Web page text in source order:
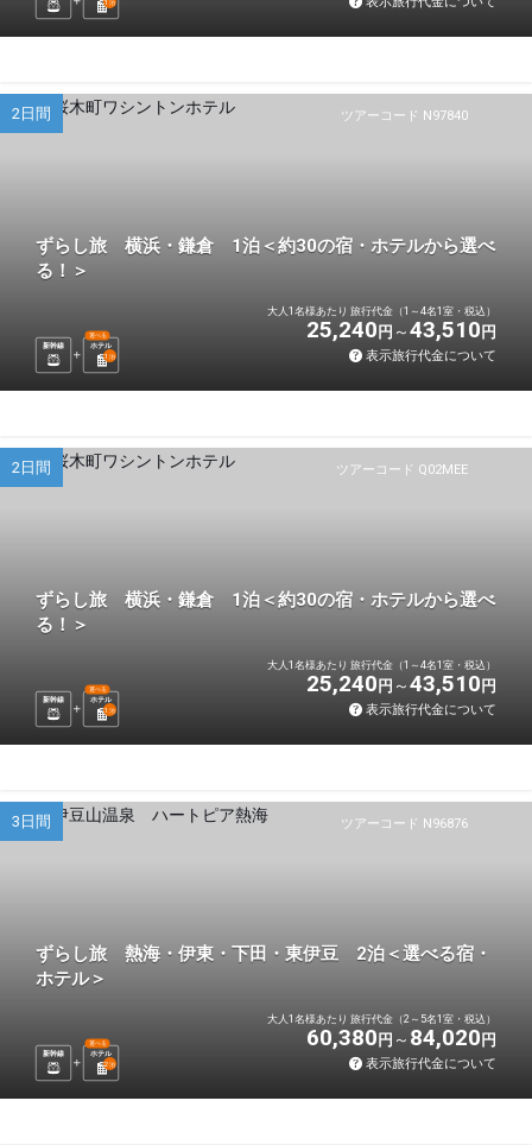
泊
ツアーコード N97840
2日間
ずらし旅 横浜・鎌倉 1泊＜約30の宿・ホテルから選べ
る！＞
新幹線 ホテル
選べる
1 泊
大人1名様あたり 旅行代金（1～4名1室・税込）
25,240 円 43,510 円
表示旅行代金について
ツアーコード Q02MEE
2日間
ずらし旅 横浜・鎌倉 1泊＜約30の宿・ホテルから選べ
る！＞
新幹線 ホテル
選べる
1 泊
大人1名様あたり 旅行代金（1～4名1室・税込）
25,240 円 43,510 円
表示旅行代金について
ツアーコード N96876
3日間
ずらし旅 熱海・伊東・下田・東伊豆 2泊＜選べる宿・
ホテル＞
新幹線 ホテル
選べる
2泊
大人1名様あたり 旅行代金（2～5名1室・税込）
60,380 円 84,020 円
表示旅行代金について